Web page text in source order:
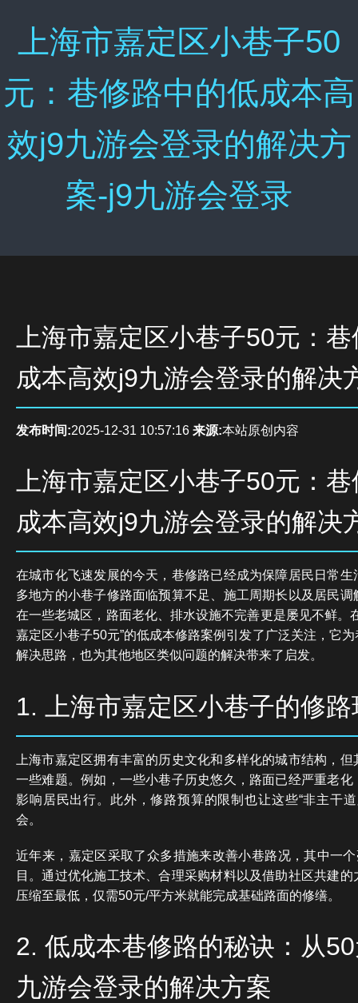
上海市嘉定区小巷子50
元：巷修路中的低成本高
效j9九游会登录的解决方
案-j9九游会登录
上海市嘉定区小巷子50元：
成本高效j9九游会登录的解决
发布时间:2025-12-31 10:57:16 来源:本站原创内容
上海市嘉定区小巷子50元：
成本高效j9九游会登录的解决
在城市化飞速发展的今天，巷修路已经成为保障居民日常
多地方的小巷子修路面临预算不足、施工周期长以及居民
在一些老城区，路面老化、排水设施不完善更是屡见不鲜。
嘉定区小巷子50元”的低成本修路案例引发了广泛关注，它
解决思路，也为其他地区类似问题的解决带来了启发。
1. 上海市嘉定区小巷子的修
上海市嘉定区拥有丰富的历史文化和多样化的城市结构，
一些难题。例如，一些小巷子历史悠久，路面已经严重老
影响居民出行。此外，修路预算的限制也让这些“非主干
会。
近年来，嘉定区采取了众多措施来改善小巷路况，其中一个
目。通过优化施工技术、合理采购材料以及借助社区共建
压缩至最低，仅需50元/平方米就能完成基础路面的修缮。
2. 低成本巷修路的秘诀：从
九游会登录的解决方案